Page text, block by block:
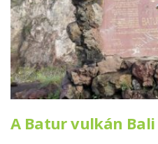
A Batur vulkán Bali